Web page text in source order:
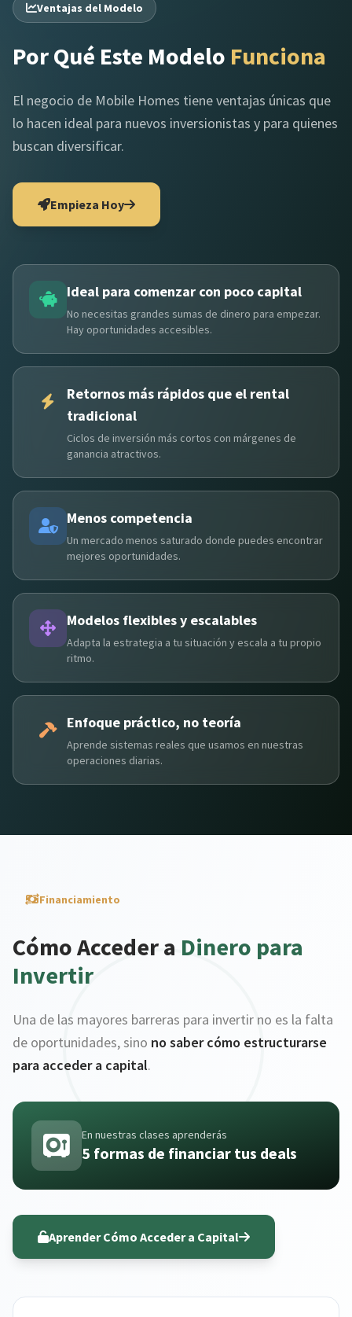
Ventajas del Modelo
Por Qué Este Modelo Funciona
El negocio de Mobile Homes tiene ventajas únicas que
lo hacen ideal para nuevos inversionistas y para quienes
buscan diversificar.
Empieza Hoy
Ideal para comenzar con poco capital
No necesitas grandes sumas de dinero para empezar.
Hay oportunidades accesibles.
Retornos más rápidos que el rental
tradicional
Ciclos de inversión más cortos con márgenes de
ganancia atractivos.
Menos competencia
Un mercado menos saturado donde puedes encontrar
mejores oportunidades.
Modelos flexibles y escalables
Adapta la estrategia a tu situación y escala a tu propio
ritmo.
Enfoque práctico, no teoría
Aprende sistemas reales que usamos en nuestras
operaciones diarias.
Financiamiento
Cómo Acceder a Dinero para
Invertir
Una de las mayores barreras para invertir no es la falta
de oportunidades, sino no saber cómo estructurarse
para acceder a capital.
En nuestras clases aprenderás
5 formas de financiar tus deals
Aprender Cómo Acceder a Capital